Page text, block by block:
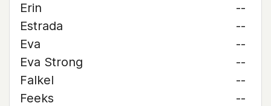
Erin
--
Estrada
--
Eva
--
Eva Strong
--
Falkel
--
Feeks
--